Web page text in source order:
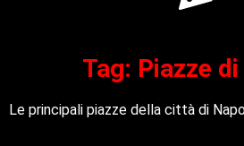
Tag: Piazze
Le principali piazze della città di